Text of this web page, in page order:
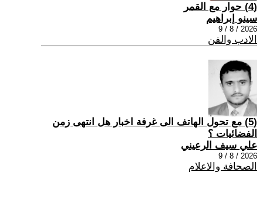
(4) حوار مع القمر
سينو إبراهيم
2026 / 8 / 9
الادب والفن
(5) مع تحول الهاتف الى غرفة اخبار هل انتهى زمن
الفضائيات ؟
علي سيف الرعيني
2026 / 8 / 9
الصحافة والاعلام